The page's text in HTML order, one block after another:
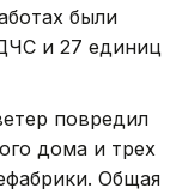
были
и 27 единиц
повредил
дома и трех
Общая